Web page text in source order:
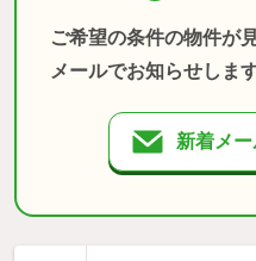
ご希望の条件の物件が
メールでお知らせしま
新着メ